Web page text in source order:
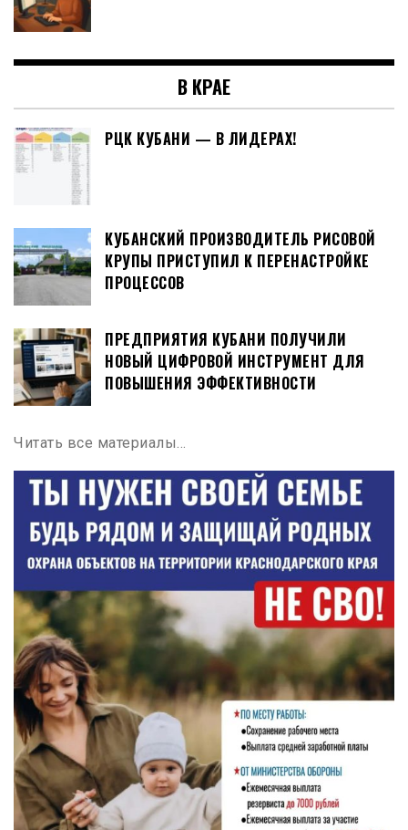
В КРАЕ
РЦК КУБАНИ — В ЛИДЕРАХ!
КУБАНСКИЙ ПРОИЗВОДИТЕЛЬ РИСОВОЙ
КРУПЫ ПРИСТУПИЛ К ПЕРЕНАСТРОЙКЕ
ПРОЦЕССОВ
ПРЕДПРИЯТИЯ КУБАНИ ПОЛУЧИЛИ
НОВЫЙ ЦИФРОВОЙ ИНСТРУМЕНТ ДЛЯ
ПОВЫШЕНИЯ ЭФФЕКТИВНОСТИ
Читать все материалы…